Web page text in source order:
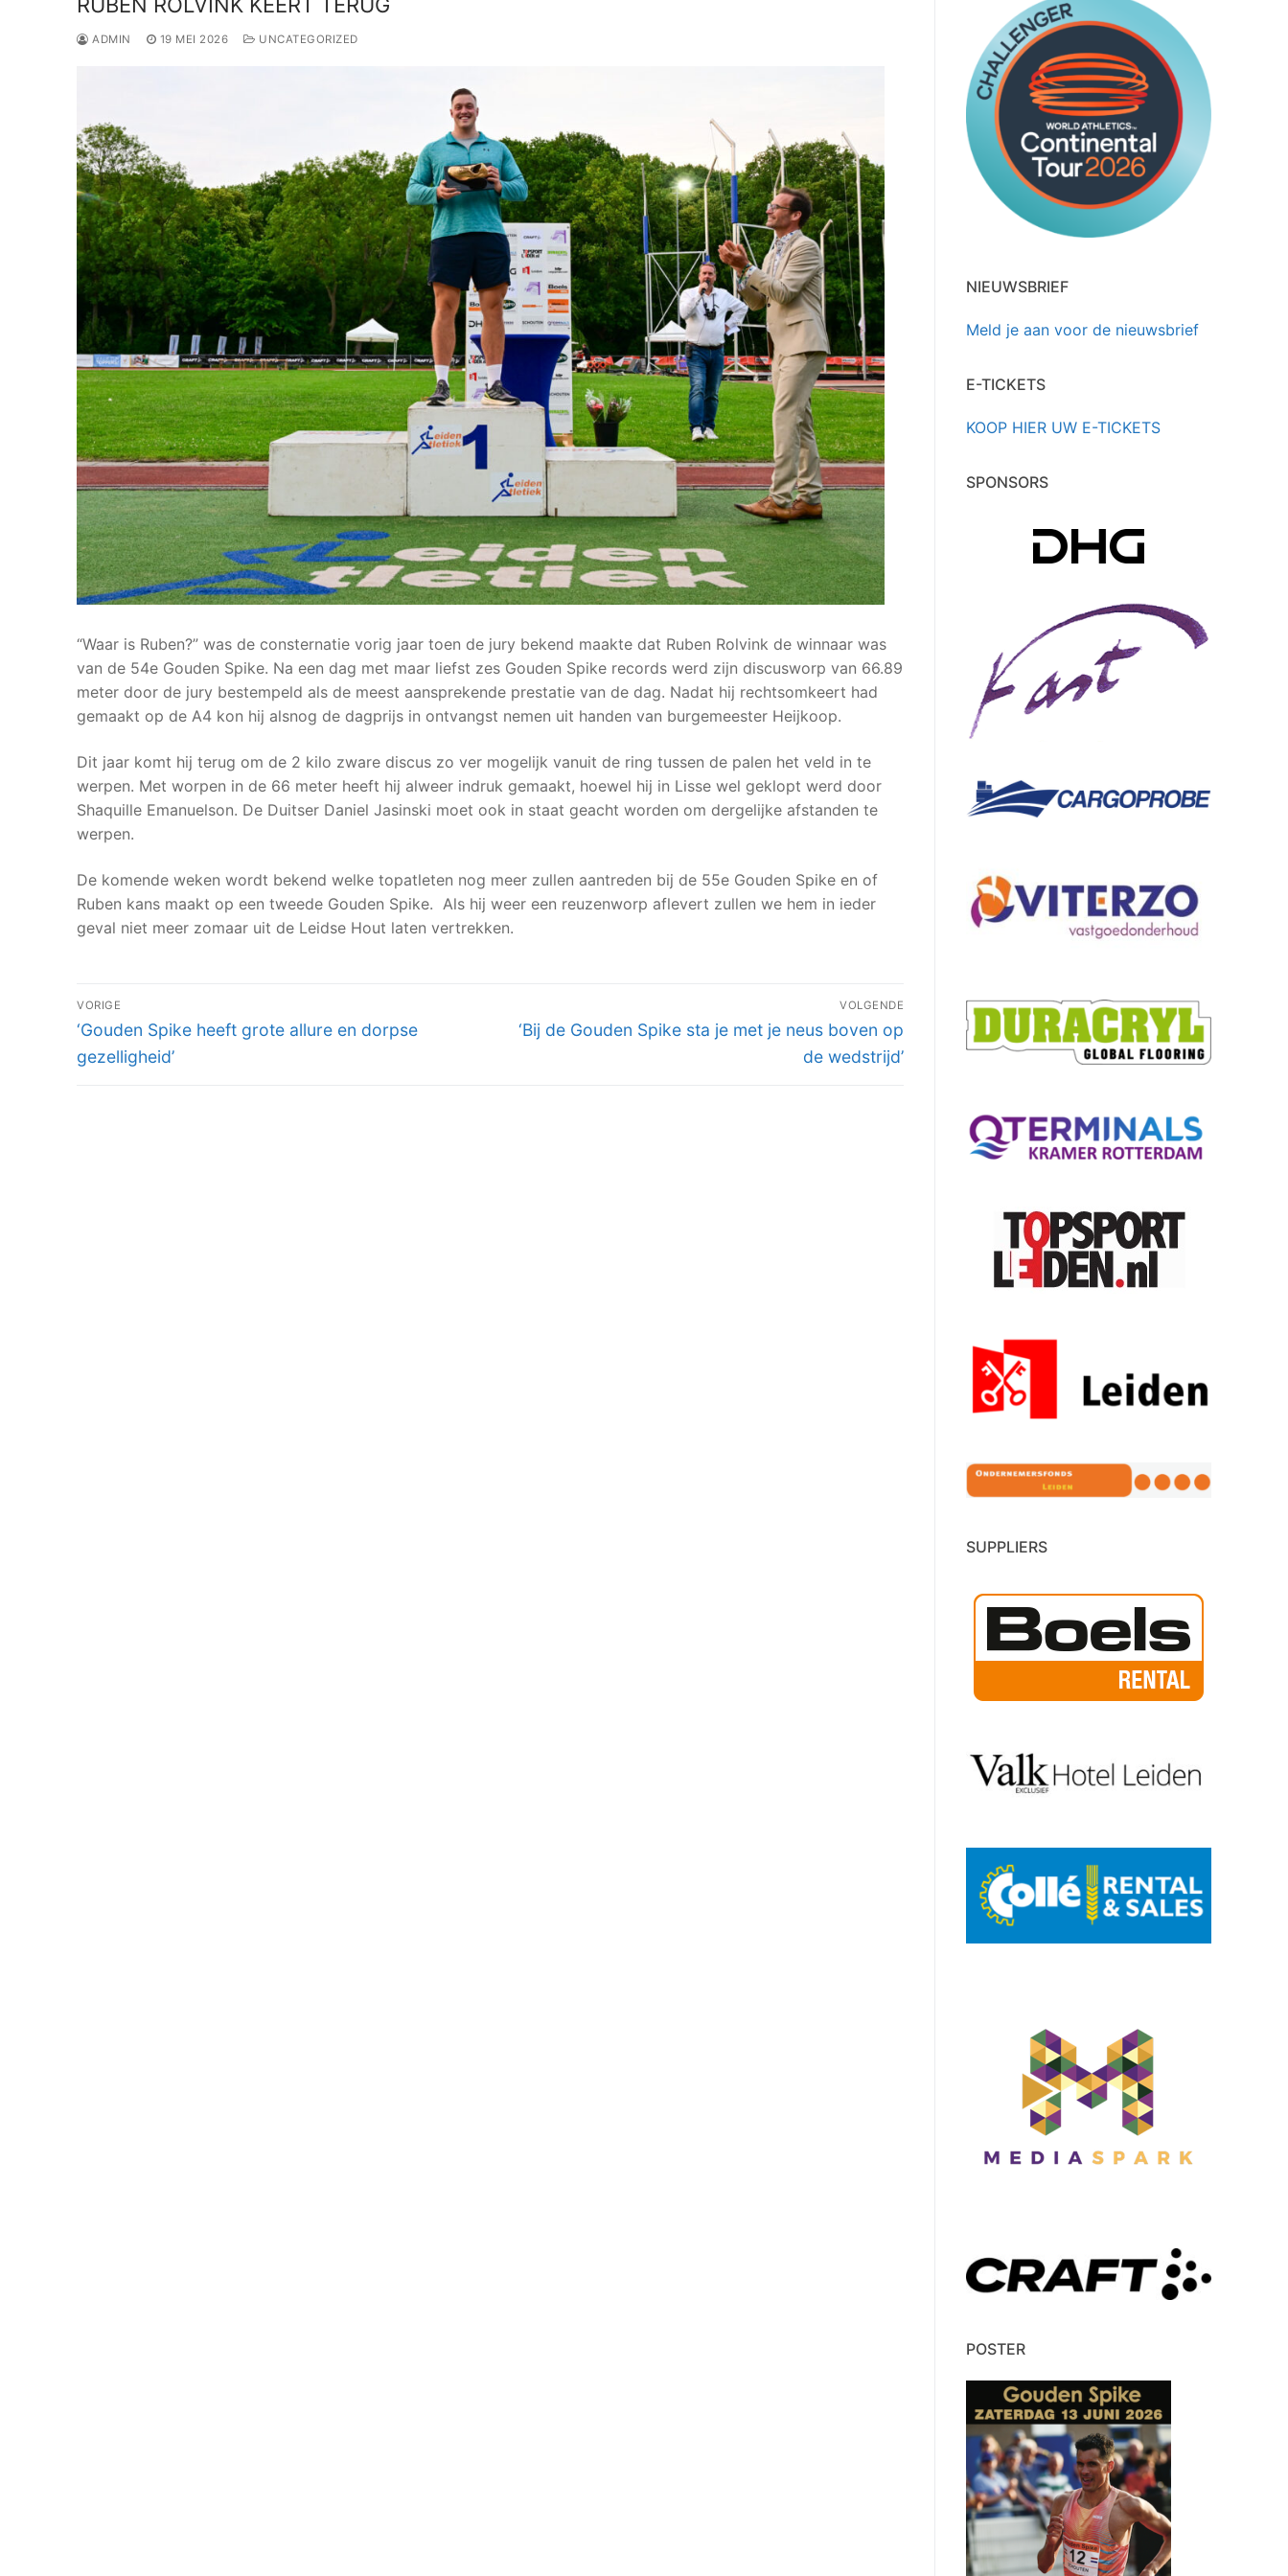
ADMIN 19 MEI 2026 UNCATEGORIZED
“Waar is Ruben?” was de consternatie vorig jaar toen de jury bekend maakte dat Ruben Rolvink de winnaar was
van de 54e Gouden Spike. Na een dag met maar liefst zes Gouden Spike records werd zijn discusworp van 66.89
meter door de jury bestempeld als de meest aansprekende prestatie van de dag. Nadat hij rechtsomkeert had
gemaakt op de A4 kon hij alsnog de dagprijs in ontvangst nemen uit handen van burgemeester Heijkoop.
Dit jaar komt hij terug om de 2 kilo zware discus zo ver mogelijk vanuit de ring tussen de palen het veld in te
werpen. Met worpen in de 66 meter heeft hij alweer indruk gemaakt, hoewel hij in Lisse wel geklopt werd door
Shaquille Emanuelson. De Duitser Daniel Jasinski moet ook in staat geacht worden om dergelijke afstanden te
werpen.
De komende weken wordt bekend welke topatleten nog meer zullen aantreden bij de 55e Gouden Spike en of
Ruben kans maakt op een tweede Gouden Spike. Als hij weer een reuzenworp aflevert zullen we hem in ieder
geval niet meer zomaar uit de Leidse Hout laten vertrekken.
BERICHT
NAVIGATIE
VORIGE
Vorig
bericht:
‘Gouden Spike heeft grote allure en dorpse
gezelligheid’
VOLGENDE
Volgend
‘Bij de Gouden Spike sta je met je neus boven op
de wedstrijd’
NIEUWSBRIEF
Meld je aan voor de nieuwsbrief
E-TICKETS
KOOP HIER UW E-TICKETS
SPONSORS
SUPPLIERS
POSTER